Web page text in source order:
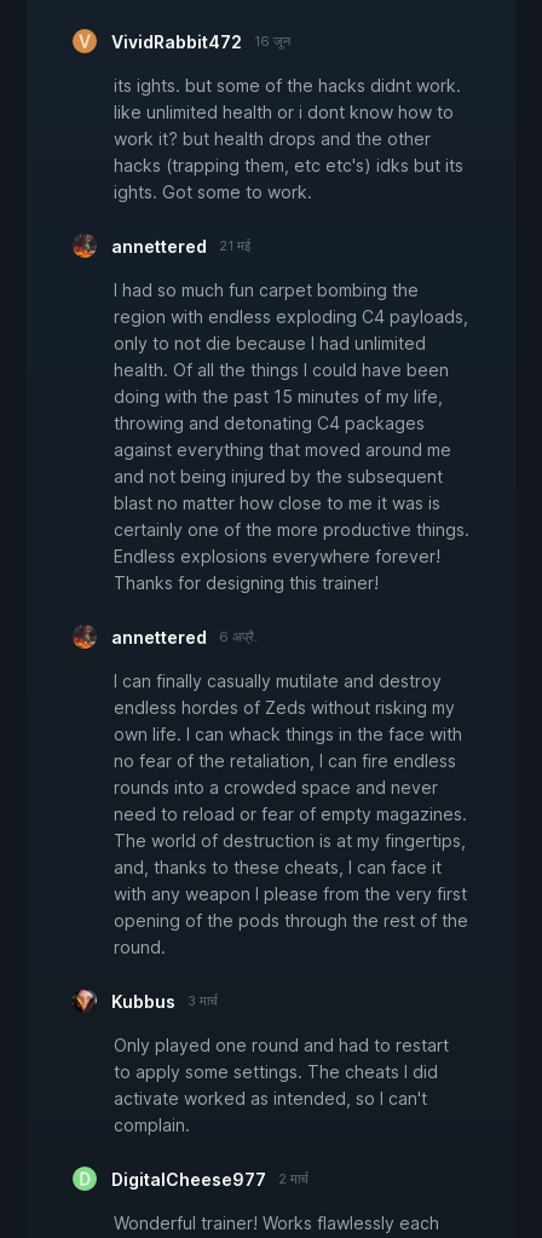
VividRabbit472 16 जून
its ights. but some of the hacks didnt work.
like unlimited health or i dont know how to
work it? but health drops and the other
hacks (trapping them, etc etc's) idks but its
ights. Got some to work.
annettered 21 मई
I had so much fun carpet bombing the
region with endless exploding C4 payloads,
only to not die because I had unlimited
health. Of all the things I could have been
doing with the past 15 minutes of my life,
throwing and detonating C4 packages
against everything that moved around me
and not being injured by the subsequent
blast no matter how close to me it was is
certainly one of the more productive things.
Endless explosions everywhere forever!
Thanks for designing this trainer!
annettered 6 अप्रै.
I can finally casually mutilate and destroy
endless hordes of Zeds without risking my
own life. I can whack things in the face with
no fear of the retaliation, I can fire endless
rounds into a crowded space and never
need to reload or fear of empty magazines.
The world of destruction is at my fingertips,
and, thanks to these cheats, I can face it
with any weapon I please from the very first
opening of the pods through the rest of the
round.
Kubbus 3 मार्च
Only played one round and had to restart
to apply some settings. The cheats I did
activate worked as intended, so I can't
complain.
DigitalCheese977 2 मार्च
Wonderful trainer! Works flawlessly each